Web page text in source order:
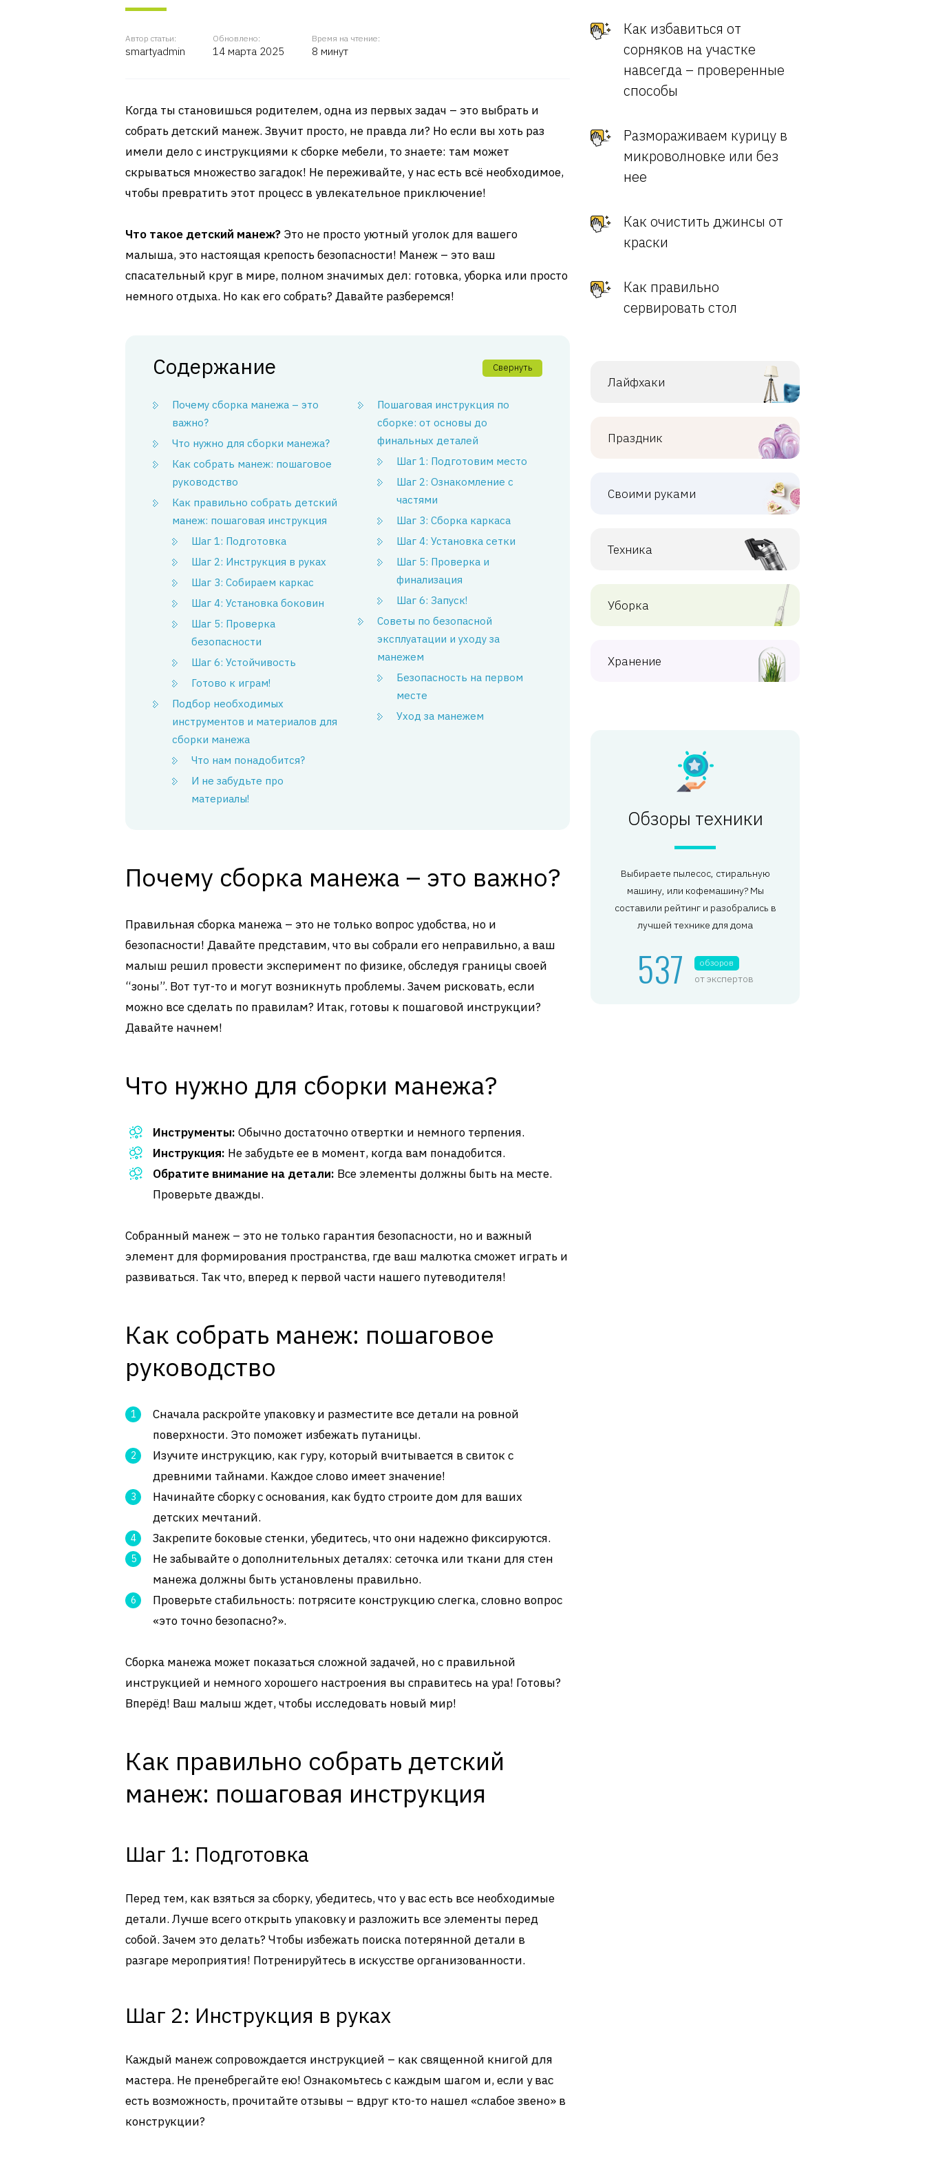
Автор статьи:
smartyadmin
Обновлено:
14 марта 2025
Время на чтение:
8 минут
Когда ты становишься родителем, одна из первых задач – это выбрать и
собрать детский манеж. Звучит просто, не правда ли? Но если вы хоть раз
имели дело с инструкциями к сборке мебели, то знаете: там может
скрываться множество загадок! Не переживайте, у нас есть всё необходимое,
чтобы превратить этот процесс в увлекательное приключение!
Что такое детский манеж? Это не просто уютный уголок для вашего
малыша, это настоящая крепость безопасности! Манеж – это ваш
спасательный круг в мире, полном значимых дел: готовка, уборка или просто
немного отдыха. Но как его собрать? Давайте разберемся!
Содержание Свернуть
Почему сборка манежа – это
важно?
Что нужно для сборки манежа?
Как собрать манеж: пошаговое
руководство
Как правильно собрать детский
манеж: пошаговая инструкция
Шаг 1: Подготовка
Шаг 2: Инструкция в руках
Шаг 3: Собираем каркас
Шаг 4: Установка боковин
Шаг 5: Проверка
безопасности
Шаг 6: Устойчивость
Готово к играм!
Подбор необходимых
инструментов и материалов для
сборки манежа
Что нам понадобится?
И не забудьте про
материалы!
Пошаговая инструкция по
сборке: от основы до
финальных деталей
Шаг 1: Подготовим место
Шаг 2: Ознакомление с
частями
Шаг 3: Сборка каркаса
Шаг 4: Установка сетки
Шаг 5: Проверка и
финализация
Шаг 6: Запуск!
Советы по безопасной
эксплуатации и уходу за
манежем
Безопасность на первом
месте
Уход за манежем
Почему сборка манежа – это важно?
Правильная сборка манежа – это не только вопрос удобства, но и
безопасности! Давайте представим, что вы собрали его неправильно, а ваш
малыш решил провести эксперимент по физике, обследуя границы своей
“зоны”. Вот тут-то и могут возникнуть проблемы. Зачем рисковать, если
можно все сделать по правилам? Итак, готовы к пошаговой инструкции?
Давайте начнем!
Что нужно для сборки манежа?
Инструменты: Обычно достаточно отвертки и немного терпения.
Инструкция: Не забудьте ее в момент, когда вам понадобится.
Обратите внимание на детали: Все элементы должны быть на месте.
Проверьте дважды.
Собранный манеж – это не только гарантия безопасности, но и важный
элемент для формирования пространства, где ваш малютка сможет играть и
развиваться. Так что, вперед к первой части нашего путеводителя!
Как собрать манеж: пошаговое
руководство
Сначала раскройте упаковку и разместите все детали на ровной
поверхности. Это поможет избежать путаницы.
Изучите инструкцию, как гуру, который вчитывается в свиток с
древними тайнами. Каждое слово имеет значение!
Начинайте сборку с основания, как будто строите дом для ваших
детских мечтаний.
Закрепите боковые стенки, убедитесь, что они надежно фиксируются.
Не забывайте о дополнительных деталях: сеточка или ткани для стен
манежа должны быть установлены правильно.
Проверьте стабильность: потрясите конструкцию слегка, словно вопрос
«это точно безопасно?».
Сборка манежа может показаться сложной задачей, но с правильной
инструкцией и немного хорошего настроения вы справитесь на ура! Готовы?
Вперёд! Ваш малыш ждет, чтобы исследовать новый мир!
Как правильно собрать детский
манеж: пошаговая инструкция
Шаг 1: Подготовка
Перед тем, как взяться за сборку, убедитесь, что у вас есть все необходимые
детали. Лучше всего открыть упаковку и разложить все элементы перед
собой. Зачем это делать? Чтобы избежать поиска потерянной детали в
разгаре мероприятия! Потренируйтесь в искусстве организованности.
Шаг 2: Инструкция в руках
Каждый манеж сопровождается инструкцией – как священной книгой для
мастера. Не пренебрегайте ею! Ознакомьтесь с каждым шагом и, если у вас
есть возможность, прочитайте отзывы – вдруг кто-то нашел «слабое звено» в
конструкции?
Как избавиться от
сорняков на участке
навсегда – проверенные
способы
Размораживаем курицу в
микроволновке или без
нее
Как очистить джинсы от
краски
Как правильно
сервировать стол
Лайфхаки
Праздник
Своими руками
Техника
Уборка
Хранение
Обзоры техники
Выбираете пылесос, стиральную
машину, или кофемашину? Мы
составили рейтинг и разобрались в
лучшей технике для дома
537 обзоров
от экспертов